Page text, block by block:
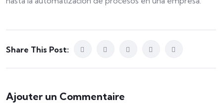
Share This Post:
Ajouter un Commentaire